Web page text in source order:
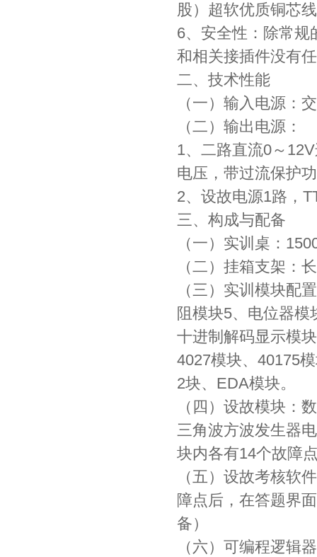
股）超软优质铜芯
6、安全性：除常规
和相关接插件没有
二、技术性能
（一）输入电源：
（二）输出电源：
1、二路直流0～
电压，带过流保护
2、设故电源1路，
三、构成与配备
（一）实训桌：
（二）挂箱支架：
（三）实训模块配
阻模块5、电位器
十进制解码显示模
4027模块、40175
2块、EDA模块。
（四）设故模块：
三角波方波发生器
块内各有14个故障
（五）设故考核软
障点后，在答题界
备）
（六）可编程逻辑